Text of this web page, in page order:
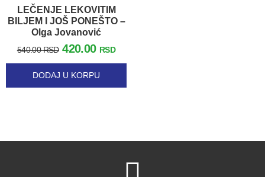
LEČENJE LEKOVITIM
BILJEM I JOŠ PONEŠTO –
Olga Jovanović
540.00RSD 420.00 RSD
DODAJ U KORPU